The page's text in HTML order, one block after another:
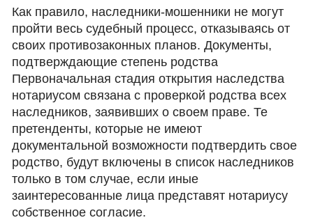
Как правило, наследники-мошенники не могут
пройти весь судебный процесс, отказываясь от
своих противозаконных планов. Документы,
подтверждающие степень родства
Первоначальная стадия открытия наследства
нотариусом связана с проверкой родства всех
наследников, заявивших о своем праве. Те
претенденты, которые не имеют
документальной возможности подтвердить свое
родство, будут включены в список наследников
только в том случае, если иные
заинтересованные лица представят нотариусу
собственное согласие.